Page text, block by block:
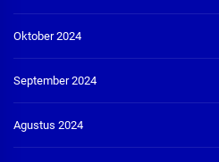
Oktober 2024
September 2024
Agustus 2024